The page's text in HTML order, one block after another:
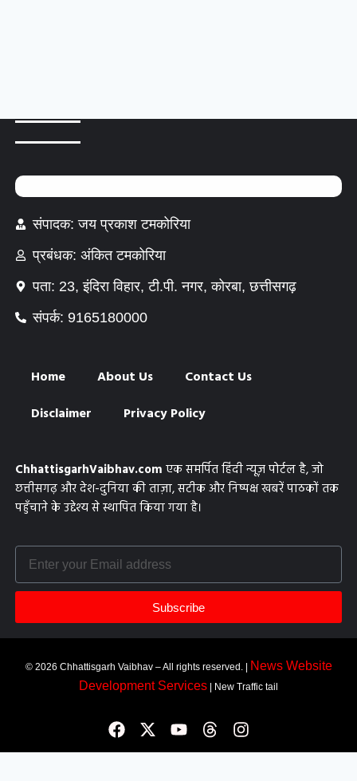
संपादक: जय प्रकाश टमकोरिया
प्रबंधक: अंकित टमकोरिया
पता: 23, इंदिरा विहार, टी.पी. नगर, कोरबा, छत्तीसगढ़
संपर्क: 9165180000
Home About Us
Contact Us
Disclaimer
Privacy Policy
ChhattisgarhVaibhav.com एक समर्पित हिंदी न्यूज़ पोर्टल है, जो
छत्तीसगढ़ और देश-दुनिया की ताज़ा, सटीक और निष्पक्ष खबरें पाठकों तक
पहुँचाने के उद्देश्य से स्थापित किया गया है।
Subscribe
© 2026 Chhattisgarh Vaibhav – All rights reserved. |
News Website
Development Services | New Traffic tail